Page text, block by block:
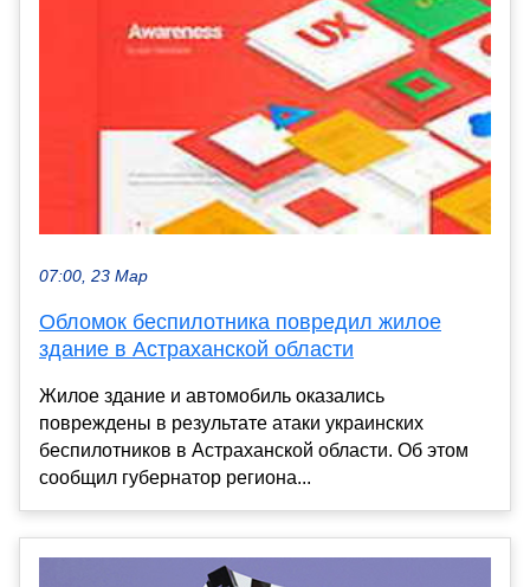
07:00, 23 Мар
Обломок беспилотника повредил жилое
здание в Астраханской области
Жилое здание и автомобиль оказались
повреждены в результате атаки украинских
беспилотников в Астраханской области. Об этом
сообщил губернатор региона...